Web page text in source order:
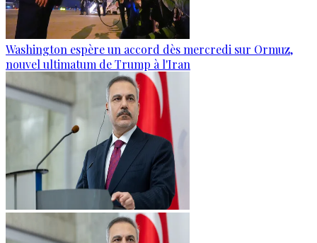
Washington espère un accord dès mercredi sur Ormuz,
nouvel ultimatum de Trump à l'Iran